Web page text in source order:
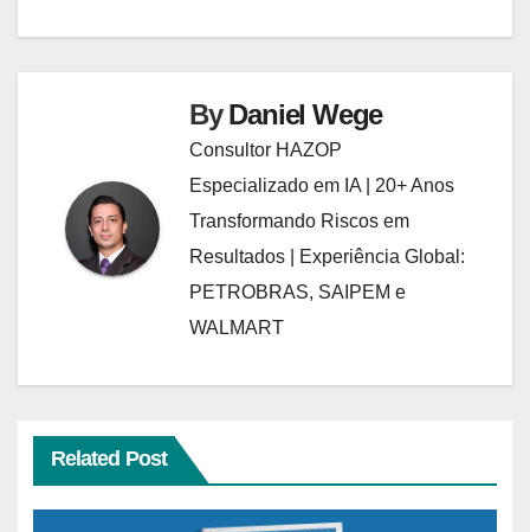
Post
ByDaniel Wege
Consultor HAZOP
Especializado em IA | 20+ Anos
Transformando Riscos em
Resultados | Experiência Global:
PETROBRAS, SAIPEM e
WALMART
Related Post